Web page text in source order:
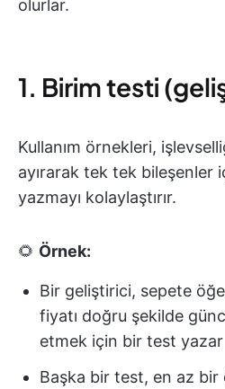
olurlar.
1. Birim testi
Kullanım örnekleri,
ayırarak tek tek bileşenler
yazmayı kolaylaştırır.
🌻 Örnek:
Bir geliştirici, sepete
fiyatı doğru şekilde
etmek için bir test yazar
Başka bir test, en az bir